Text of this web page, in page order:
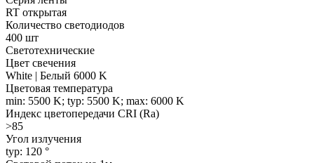
RT открытая
Количество светодиодов
400 шт
Светотехнические
Цвет свечения
White | Белый 6000 K
Цветовая температура
min: 5500 K; typ: 5500 K; max: 6000 K
Индекс цветопередачи CRI (Ra)
>85
Угол излучения
typ: 120 °